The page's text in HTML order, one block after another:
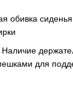
обивка
Наличие
для